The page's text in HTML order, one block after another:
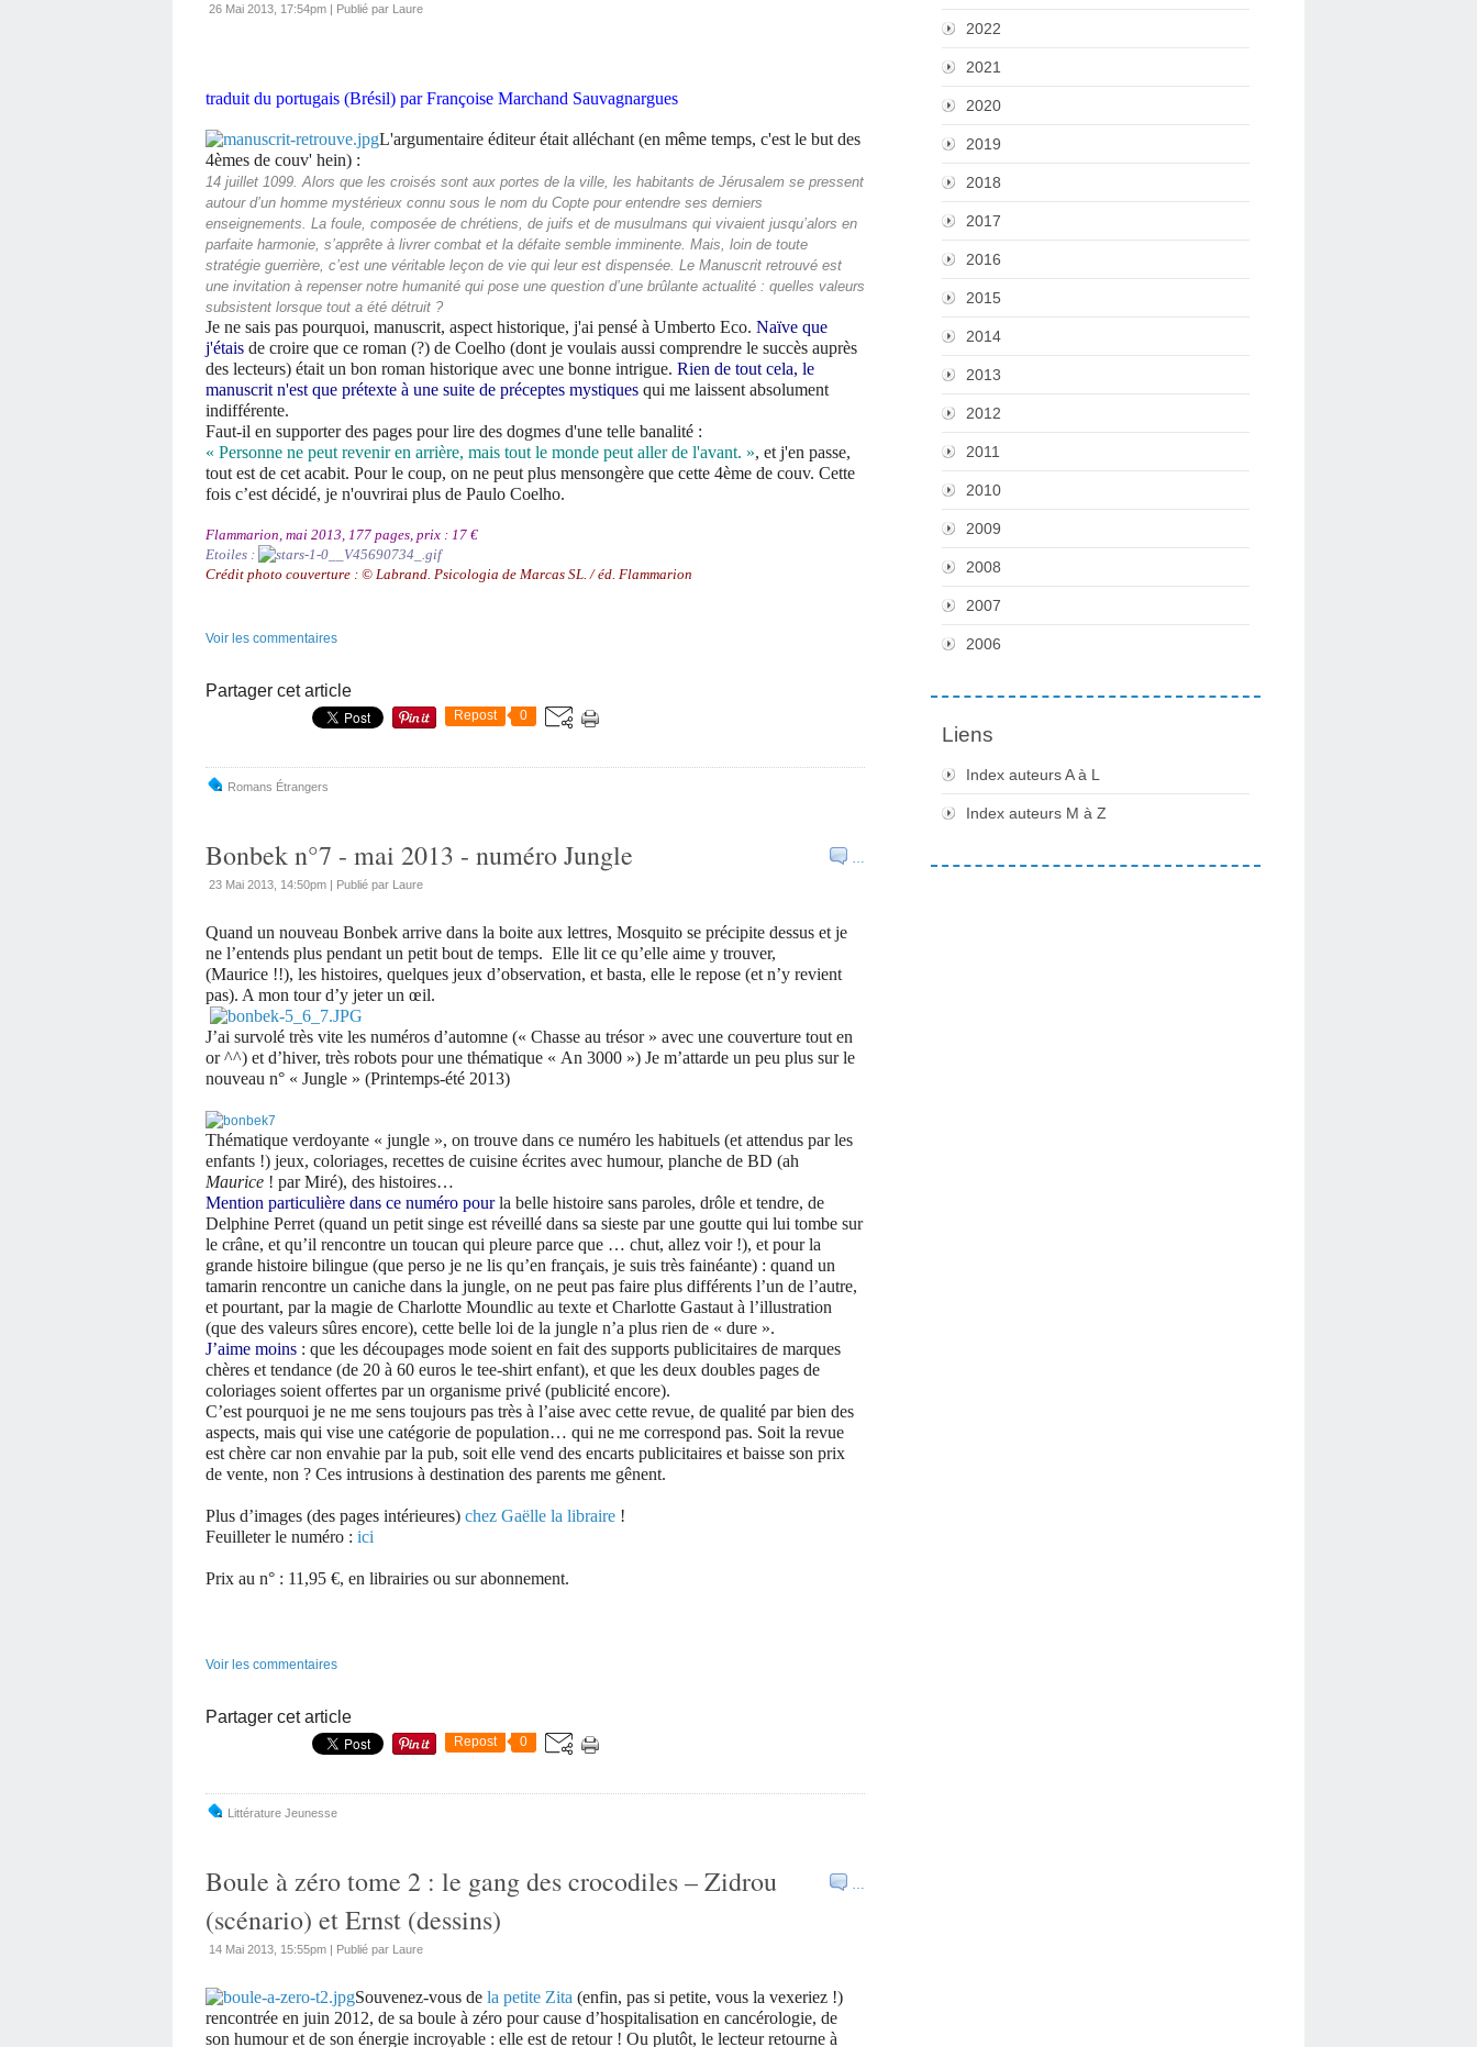
26 Mai 2013, 17:54pm | Publié par Laure
traduit du portugais (Brésil) par Françoise Marchand Sauvagnargues
L'argumentaire éditeur était alléchant (en même temps, c'est le but des
4èmes de couv' hein) :
14 juillet 1099. Alors que les croisés sont aux portes de la ville, les habitants de Jérusalem se pressent
autour d’un homme mystérieux connu sous le nom du Copte pour entendre ses derniers
enseignements. La foule, composée de chrétiens, de juifs et de musulmans qui vivaient jusqu’alors en
parfaite harmonie, s’apprête à livrer combat et la défaite semble imminente. Mais, loin de toute
stratégie guerrière, c’est une véritable leçon de vie qui leur est dispensée. Le Manuscrit retrouvé est
une invitation à repenser notre humanité qui pose une question d’une brûlante actualité : quelles valeurs
subsistent lorsque tout a été détruit ?
Je ne sais pas pourquoi, manuscrit, aspect historique, j'ai pensé à Umberto Eco. Naïve que
j'étais de croire que ce roman (?) de Coelho (dont je voulais aussi comprendre le succès auprès
des lecteurs) était un bon roman historique avec une bonne intrigue. Rien de tout cela, le
manuscrit n'est que prétexte à une suite de préceptes mystiques qui me laissent absolument
indifférente.
Faut-il en supporter des pages pour lire des dogmes d'une telle banalité :
« Personne ne peut revenir en arrière, mais tout le monde peut aller de l'avant. », et j'en passe,
tout est de cet acabit. Pour le coup, on ne peut plus mensongère que cette 4ème de couv. Cette
fois c’est décidé, je n'ouvrirai plus de Paulo Coelho.
Flammarion, mai 2013, 177 pages, prix : 17 €
Etoiles :
Crédit photo couverture : © Labrand. Psicologia de Marcas SL. / éd. Flammarion
Voir les commentaires
Partager cet article
Repost 0
Romans Étrangers
…
Bonbek n°7 - mai 2013 - numéro Jungle
23 Mai 2013, 14:50pm | Publié par Laure
Quand un nouveau Bonbek arrive dans la boite aux lettres, Mosquito se précipite dessus et je
ne l’entends plus pendant un petit bout de temps. Elle lit ce qu’elle aime y trouver,
(Maurice !!), les histoires, quelques jeux d’observation, et basta, elle le repose (et n’y revient
pas). A mon tour d’y jeter un œil.
J’ai survolé très vite les numéros d’automne (« Chasse au trésor » avec une couverture tout en
or ^^) et d’hiver, très robots pour une thématique « An 3000 ») Je m’attarde un peu plus sur le
nouveau n° « Jungle » (Printemps-été 2013)
Thématique verdoyante « jungle », on trouve dans ce numéro les habituels (et attendus par les
enfants !) jeux, coloriages, recettes de cuisine écrites avec humour, planche de BD (ah
Maurice ! par Miré), des histoires…
Mention particulière dans ce numéro pourla belle histoire sans paroles, drôle et tendre, de
Delphine Perret (quand un petit singe est réveillé dans sa sieste par une goutte qui lui tombe sur
le crâne, et qu’il rencontre un toucan qui pleure parce que … chut, allez voir !), et pour la
grande histoire bilingue (que perso je ne lis qu’en français, je suis très fainéante) : quand un
tamarin rencontre un caniche dans la jungle, on ne peut pas faire plus différents l’un de l’autre,
et pourtant, par la magie de Charlotte Moundlic au texte et Charlotte Gastaut à l’illustration
(que des valeurs sûres encore), cette belle loi de la jungle n’a plus rien de « dure ».
J’aime moins : que les découpages mode soient en fait des supports publicitaires de marques
chères et tendance (de 20 à 60 euros le tee-shirt enfant), et que les deux doubles pages de
coloriages soient offertes par un organisme privé (publicité encore).
C’est pourquoi je ne me sens toujours pas très à l’aise avec cette revue, de qualité par bien des
aspects, mais qui vise une catégorie de population… qui ne me correspond pas. Soit la revue
est chère car non envahie par la pub, soit elle vend des encarts publicitaires et baisse son prix
de vente, non ? Ces intrusions à destination des parents me gênent.
Plus d’images (des pages intérieures) chez Gaëlle la libraire !
Feuilleter le numéro : ici
Prix au n° : 11,95 €, en librairies ou sur abonnement.
Voir les commentaires
Partager cet article
Repost 0
Littérature Jeunesse
…
Boule à zéro tome 2 : le gang des crocodiles – Zidrou
(scénario) et Ernst (dessins)
14 Mai 2013, 15:55pm | Publié par Laure
Souvenez-vous de la petite Zita (enfin, pas si petite, vous la vexeriez !)
rencontrée en juin 2012, de sa boule à zéro pour cause d’hospitalisation en cancérologie, de
son humour et de son énergie incroyable : elle est de retour ! Ou plutôt, le lecteur retourne à
2022
2021
2020
2019
2018
2017
2016
2015
2014
2013
2012
2011
2010
2009
2008
2007
2006
Liens
Index auteurs A à L
Index auteurs M à Z